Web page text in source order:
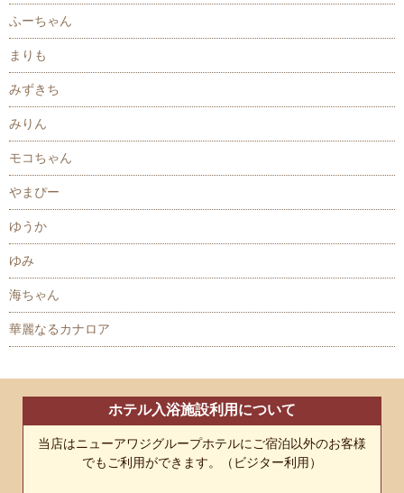
ふーちゃん
まりも
みずきち
みりん
モコちゃん
やまぴー
ゆうか
ゆみ
海ちゃん
華麗なるカナロア
ホテル入浴施設利用について
当店はニューアワジグループホテルにご宿泊以外のお客様
でもご利用ができます。（ビジター利用）